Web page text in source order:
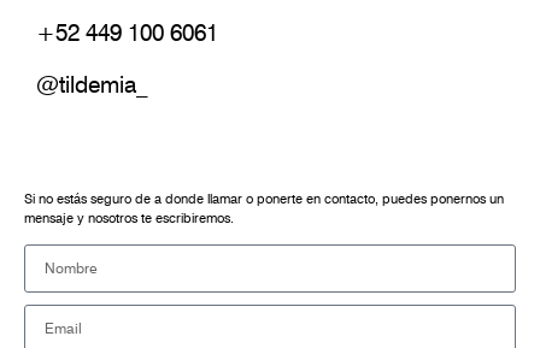
+52 449 100 6061
@tildemia_
Si no estás seguro de a donde llamar o ponerte en contacto, puedes ponernos un
mensaje y nosotros te escribiremos.